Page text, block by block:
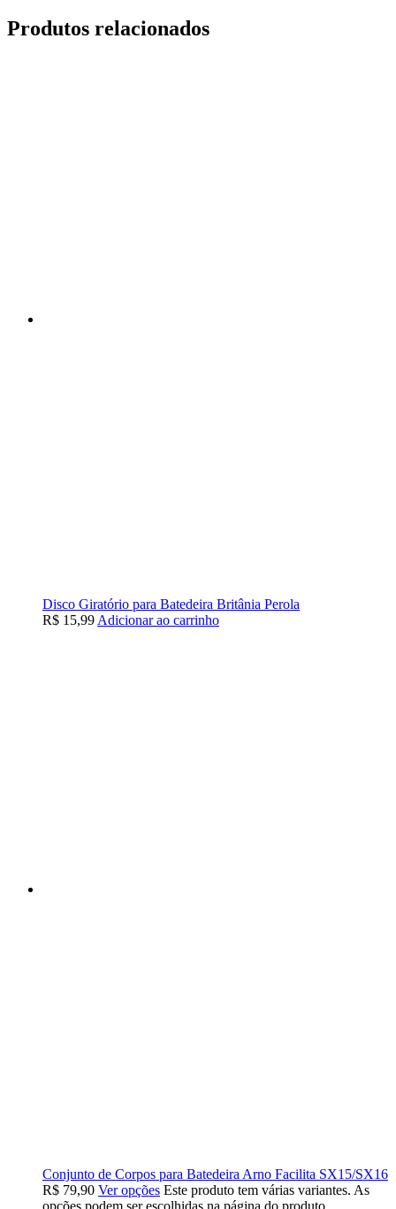
Produtos relacionados
Disco Giratório para Batedeira Britânia Perola
R$ 15,99 Adicionar ao carrinho
Conjunto de Corpos para Batedeira Arno Facilita SX15/SX16
R$ 79,90 Ver opções Este produto tem várias variantes. As
opções podem ser escolhidas na página do produto